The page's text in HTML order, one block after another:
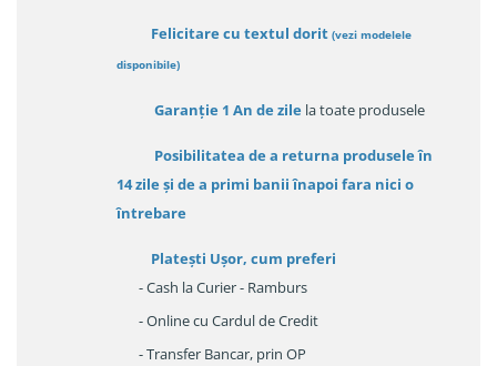
Felicitare cu textul dorit (vezi modelele
disponibile)
Garanție 1 An de zile la toate produsele
Posibilitatea de a returna produsele în
14 zileși de a primi banii înapoi fara nici o
întrebare
Platești Ușor, cum preferi
- Cash la Curier - Ramburs
- Online cu Cardul de Credit
- Transfer Bancar, prin OP